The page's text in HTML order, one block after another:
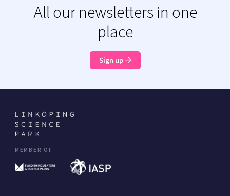
All our newsletters in one
place
Sign up
MEMBER OF